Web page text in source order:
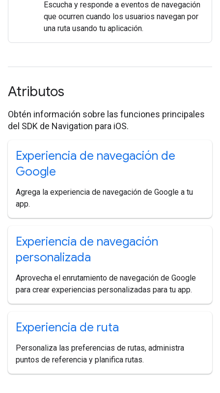
Escucha y responde a eventos de navegación
que ocurren cuando los usuarios navegan por
una ruta usando tu aplicación.
Atributos
Obtén información sobre las funciones principales
del SDK de Navigation para iOS.
Experiencia de navegación de
Google
Agrega la experiencia de navegación de Google a tu
app.
Experiencia de navegación
personalizada
Aprovecha el enrutamiento de navegación de Google
para crear experiencias personalizadas para tu app.
Experiencia de ruta
Personaliza las preferencias de rutas, administra
puntos de referencia y planifica rutas.